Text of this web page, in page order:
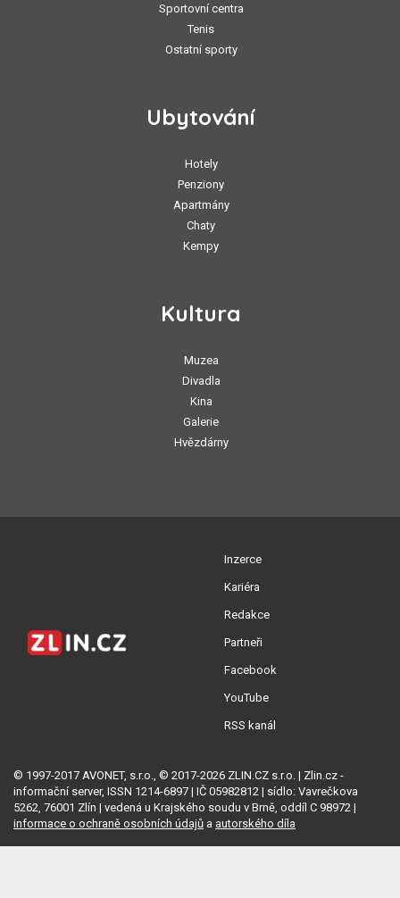
Sportovní centra
Tenis
Ostatní sporty
Ubytování
Hotely
Penziony
Apartmány
Chaty
Kempy
Kultura
Muzea
Divadla
Kina
Galerie
Hvězdárny
Inzerce
Kariéra
Redakce
Partneři
Facebook
YouTube
RSS kanál
© 1997-2017 AVONET, s.r.o., © 2017-2026 ZLIN.CZ s.r.o. | Zlin.cz -
informační server, ISSN 1214-6897 | IČ 05982812 | sídlo: Vavrečkova
5262, 76001 Zlín | vedená u Krajského soudu v Brně, oddíl C 98972 |
informace o ochraně osobních údajů a autorského díla